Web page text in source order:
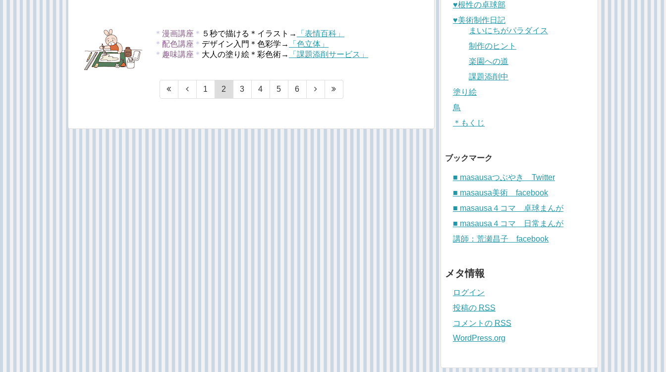
＊ 漫画講座 ＊ ５秒で描ける＊イラスト→
「表情百科」
＊ 配色講座 ＊ デザイン入門＊色彩学→
「色立体」
＊ 趣味講座 ＊ 大人の塗り絵＊彩色術→ 「課題添削サービス」
1 2 3 4 5 6
♥︎根性の卓球部
♥︎美術制作日記
まいにちがパラダイス
制作のヒント
楽園への道
課題添削中
塗り絵
鳥
＊もくじ
ブックマーク
■ masausaつぶやき Twitter
■ masausa美術 facebook
■ masausa４コマ 卓球まんが
■ masausa４コマ 日常まんが
講師：荒瀬昌子 facebook
メタ情報
ログイン
投稿の RSS
コメントの RSS
WordPress.org